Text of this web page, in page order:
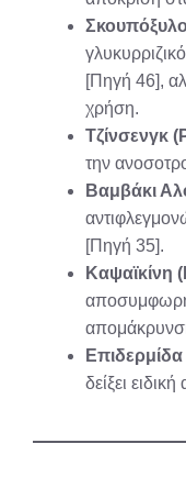
γλυκυρριζικό
[Πηγή 46],
χρήση.
Τζίνσενγκ
την
Βαμβάκι
[Πηγή 35].
Καψαϊκίνη
δείξει